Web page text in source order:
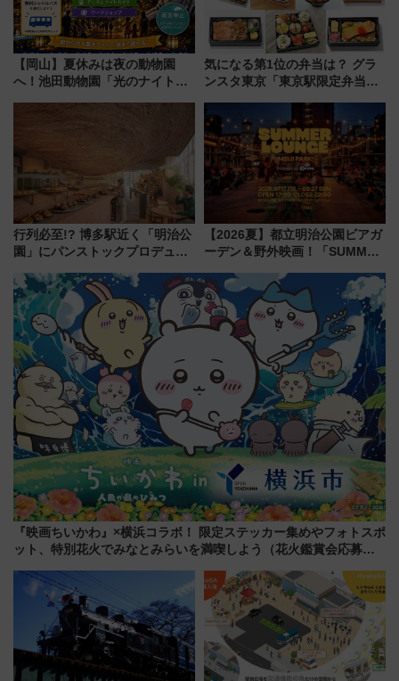
【岡山】夏休みは夜の動物園
へ！池田動物園「光のナイトズ
気になる第1位の弁当は？ グラ
ンスタ東京「東京駅限定弁当
行列必至!? 博多駅近く「明治公
園」にパンストックプロデュー
オープン 秋からはビストロ営業
も！
【2026夏】都立明治公園ビアガ
ーデン＆野外映画！「SUMMER
ケジュール 夜風とビール、映画
を満喫！
『映画ちいかわ』×横浜コラボ！ 限定ステッカー集めやフォトスポ
ット、特別花火でみなとみらいを満喫しよう（花火鑑賞会応募は